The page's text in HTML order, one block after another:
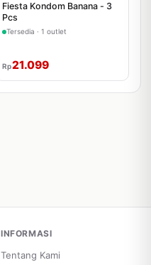
Fiesta Kondom Banana - 3
Pcs
Tersedia · 1 outlet
Rp21.099
INFORMASI
Tentang Kami